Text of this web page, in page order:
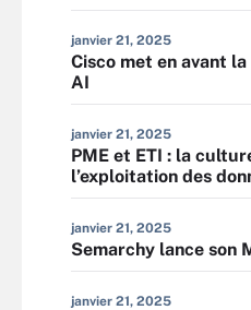
janvier 21, 2025
Cisco met en avant
AI
janvier 21, 2025
PME et ETI : la
l’exploitation des
janvier 21, 2025
Semarchy lance son
janvier 21, 2025